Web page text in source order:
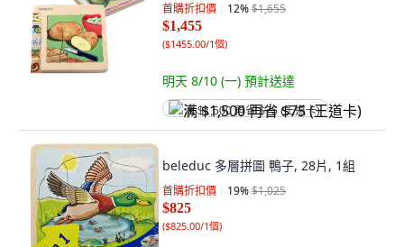
首購折扣價 12%$1,655
$1,455
($1455.00/1個)
明天 8/10 (一) 預計送達
满 $1,500 再省 $75 (王道卡)
beleduc 多層拼圖 鴨子, 28片, 1組
首購折扣價 19%$1,025
$825
($825.00/1個)